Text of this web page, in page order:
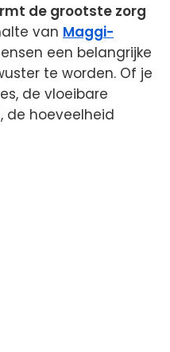
de grootste zorg
van Maggi-
een belangrijke
te worden. Of je
de vloeibare
de hoeveelheid